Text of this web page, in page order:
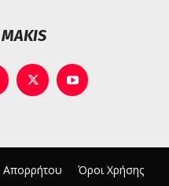
Απορρήτου Όροι Χρήσης